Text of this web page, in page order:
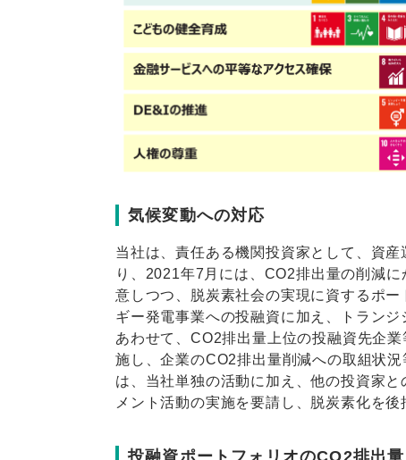
気候変動への対応
当社は、責任ある機関投資家として、資
り、2021年7月には、CO2排出量の削減
意しつつ、脱炭素社会の実現に資するポ
ギー発電事業への投融資に加え、トラン
あわせて、CO2排出量上位の投融資先企
施し、企業のCO2排出量削減への取組状
は、当社単独の活動に加え、他の投資家
メント活動の実施を要請し、脱炭素化を
投融資ポートフォリオのCO2排出量